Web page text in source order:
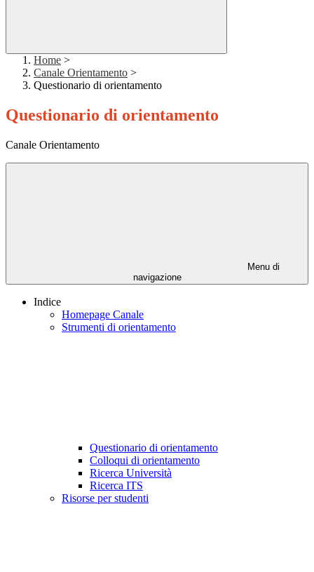
Home >
Canale Orientamento >
Questionario di orientamento
Questionario di orientamento
Canale Orientamento
Menu di
navigazione
Indice
Homepage Canale
Strumenti di orientamento
Questionario di orientamento
Colloqui di orientamento
Ricerca Università
Ricerca ITS
Risorse per studenti